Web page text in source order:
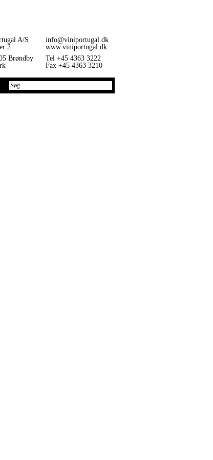
A/S
2
Brøndby
info@viniportugal.dk
www.viniportugal.dk
Tel +45 4363 3222
Fax +45 4363 3210